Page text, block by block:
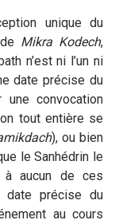
unique du
Mikra Kodech,
n’est ni l’un ni
date précise du
convocation
tout entière se
), ou bien
le Sanhédrin le
à aucun de ces
date précise du
au cours